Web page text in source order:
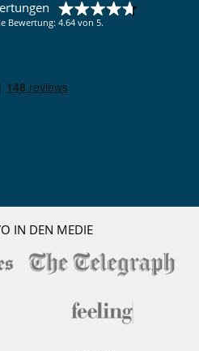
Bewertung: 4.64 von 5.
IN DEN MEDIE